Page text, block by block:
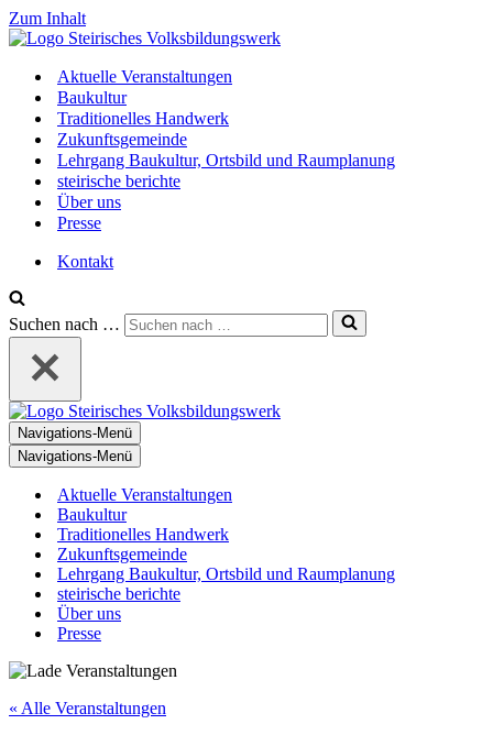
Zum Inhalt
Aktuelle Veranstaltungen
Baukultur
Traditionelles Handwerk
Zukunftsgemeinde
Lehrgang Baukultur, Ortsbild und Raumplanung
steirische berichte
Über uns
Presse
Kontakt
Suchen nach …
Navigations-Menü
Navigations-Menü
Aktuelle Veranstaltungen
Baukultur
Traditionelles Handwerk
Zukunftsgemeinde
Lehrgang Baukultur, Ortsbild und Raumplanung
steirische berichte
Über uns
Presse
« Alle Veranstaltungen